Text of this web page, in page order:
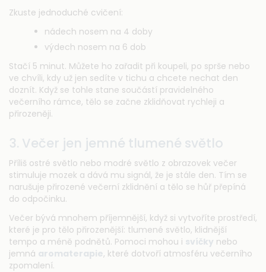
Zkuste jednoduché cvičení:
nádech nosem na 4 doby
výdech nosem na 6 dob
Stačí 5 minut. Můžete ho zařadit při koupeli, po sprše nebo
ve chvíli, kdy už jen sedíte v tichu a chcete nechat den
doznít. Když se tohle stane součástí pravidelného
večerního rámce, tělo se začne zklidňovat rychleji a
přirozeněji.
3. Večer jen jemné tlumené světlo
Příliš ostré světlo nebo modré světlo z obrazovek večer
stimuluje mozek a dává mu signál, že je stále den. Tím se
narušuje přirozené večerní zklidnění a tělo se hůř přepíná
do odpočinku.
Večer bývá mnohem příjemnější, když si vytvoříte prostředí,
které je pro tělo přirozenější: tlumené světlo, klidnější
tempo a méně podnětů. Pomoci mohou i svíčky nebo
jemná aromaterapie, které dotvoří atmosféru večerního
zpomalení.